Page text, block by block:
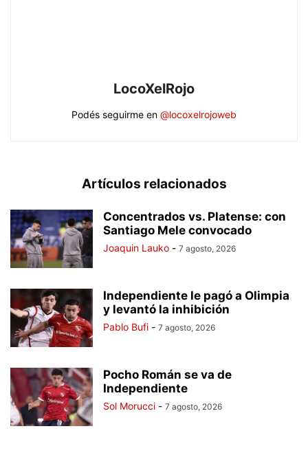
LocoXelRojo
Podés seguirme en @locoxelrojoweb
Artículos relacionados
Concentrados vs. Platense: con
Santiago Mele convocado
Joaquin Lauko - 7 agosto, 2026
Independiente le pagó a Olimpia
y levantó la inhibición
Pablo Bufi - 7 agosto, 2026
Pocho Román se va de
Independiente
Sol Morucci - 7 agosto, 2026